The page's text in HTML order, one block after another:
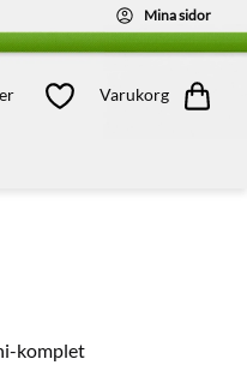
Mina sidor
Varukorg
Favoriter
Kundvagn
komplet